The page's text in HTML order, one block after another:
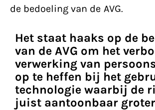
de bedoeling van de AVG.
Het staat haaks op de
van de AVG om het
verwerking van
op te heffen bij het
technologie waarbij de
juist aantoonbaar